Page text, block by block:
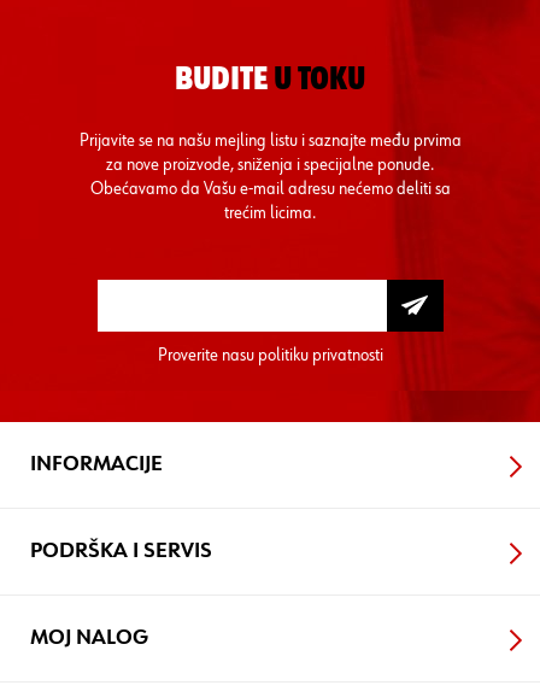
BUDITE U TOKU
Prijavite se na našu mejling listu i saznajte među prvima
za nove proizvode, sniženja i specijalne ponude.
Obećavamo da Vašu e-mail adresu nećemo deliti sa
trećim licima.
Proverite nasu politiku privatnosti
INFORMACIJE
PODRŠKA I SERVIS
MOJ NALOG